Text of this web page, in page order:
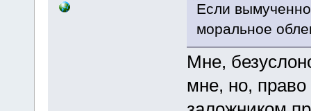
Если
моральное
Мне,
мне, но,